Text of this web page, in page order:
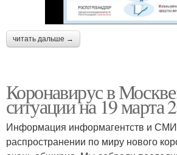
читать дальше →
Коронавирус в
ситуации на 19 марта
Информация информагентств и
распространении по миру нового